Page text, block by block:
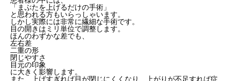
「まぶたを上げるだけの手術」
と思われる方もいらっしゃいます。
しかし実際には非常に繊細な手術です。
目の開きはミリ単位で調整します。
ほんのわずかな差でも、
左右差
二重の形
閉じやすさ
目元の印象
に大きく影響します。
また、上げすぎれば目が閉じにくくなり、上がりが不足すれば症